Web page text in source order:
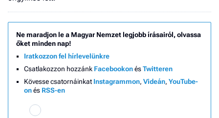
Ne maradjon le a Magyar Nemzet legjobb írásairól, olvassa
őket minden nap!
Iratkozzon fel hírlevelünkre
Csatlakozzon hozzánk FacebookonésTwitteren
Kövesse csatornáinkat Instagrammon, Videán, YouTube-
onés RSS-en